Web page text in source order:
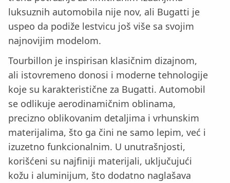
luksuznih automobila nije nov, ali Bugatti je
uspeo da podiže lestvicu još više sa svojim
najnovijim modelom.
Tourbillon je inspirisan klasičnim dizajnom,
ali istovremeno donosi i moderne tehnologije
koje su karakteristične za Bugatti. Automobil
se odlikuje aerodinamičnim oblinama,
precizno oblikovanim detaljima i vrhunskim
materijalima, što ga čini ne samo lepim, već i
izuzetno funkcionalnim. U unutrašnjosti,
korišćeni su najfiniji materijali, uključujući
kožu i aluminijum, što dodatno naglašava